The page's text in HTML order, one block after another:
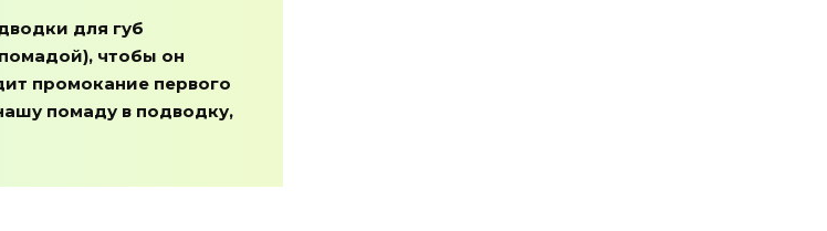
для губ
чтобы он
промокание первого
помаду в подводку,